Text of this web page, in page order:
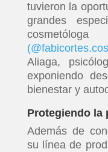
tuvieron la
grandes
Aliaga,
exponiendo
bienestar y
Protegiendo la
Además de
su línea de